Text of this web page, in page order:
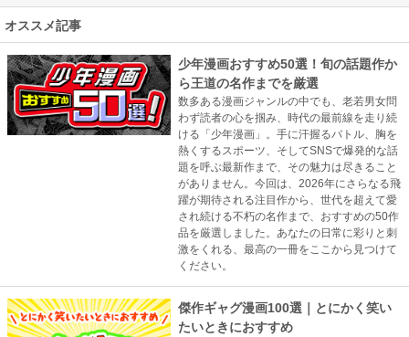
オススメ記事
少年漫画おすすめ50選！旬の話題作か
ら王道の名作までを厳選
数多ある漫画ジャンルの中でも、老若男女問
わず読者の心を掴み、時代の最前線を走り続
ける「少年漫画」。手に汗握るバトル、胸を
熱くするスポーツ、そしてSNSで爆発的な話
題を呼ぶ最新作まで、その魅力は尽きること
がありません。今回は、2026年にさらなる飛
躍が期待される注目作から、世代を超えて愛
され続ける不朽の名作まで、おすすめの50作
品を厳選しました。あなたの日常に彩りと刺
激をくれる、最高の一冊をここから見つけて
ください。
傑作ギャグ漫画100選｜とにかく笑い
たいときにおすすめ